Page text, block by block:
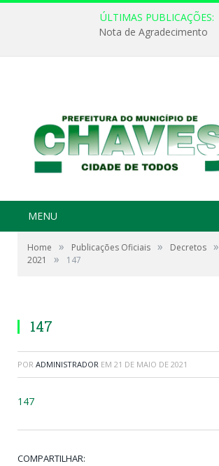
ÚLTIMAS PUBLICAÇÕES:
Nota de Agradecimento
MENU
Home » Publicações Oficiais » Decretos »
2021
» 147
147
POR ADMINISTRADOR EM 21 DE MAIO DE 2021
147
COMPARTILHAR: